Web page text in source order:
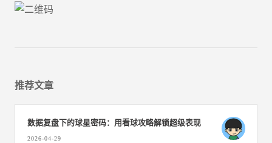
推荐文章
数据复盘下的球星密码：用看球攻略解锁超级表现
2026-04-29